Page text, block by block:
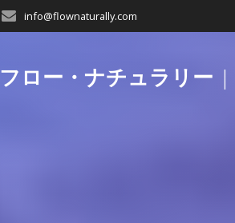
info@flownaturally.com
フロー・ナチュラリー |